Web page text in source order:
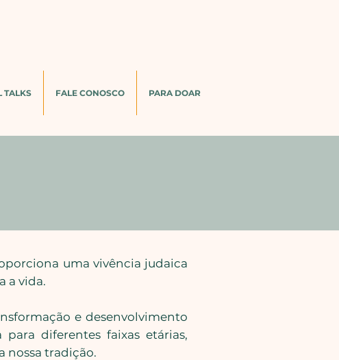
uma vivência judaica
a vida.
e desenvolvimento
diferentes faixas etárias,
nossa tradição.
TALKS FALE CONOSCO PARA DOAR